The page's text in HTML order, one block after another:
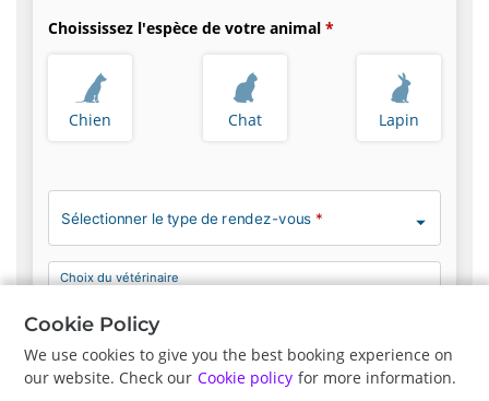
Choississez l'espèce de votre animal
Chien Chat Lapin
Sélectionner le type de rendez-vous *
Choix du vétérinaire
Cookie Policy
We use cookies to give you the best booking experience on
our website. Check our Cookie policy for more information.